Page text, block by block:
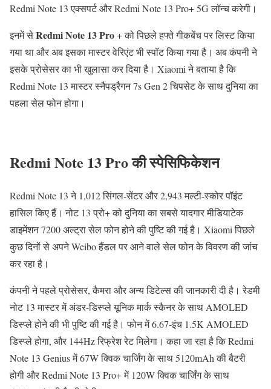
Redmi Note 13 एक्सपर्ट और Redmi Note 13 Pro+ 5G लॉन्च करेगी।
इनमें सेRedmi Note 13 Pro+ को पिछले हफ्ते गीकबेंच पर लिस्ट किया
गया था और अब इसका मास्टर वेरिएंट भी स्पॉट किया गया है। अब कंपनी ने
इसके प्रोसेसर का भी खुलासा कर दिया है। Xiaomi ने बताया है कि
Redmi Note 13 मास्टर स्नैपड्रैगन 7s Gen 2 चिपसेट के साथ दुनिया का
पहला सेल फोन होगा।
Redmi Note 13 Pro की स्पेसिफिकेशन
Redmi Note 13 ने 1,012 सिंगल-सेंटर और 2,943 मल्टी-स्कोर पॉइंट
हासिल किए हैं। नोट 13 प्रो+ को दुनिया का सबसे यादगार मीडियाटेक
डाइमेंशन 7200 अल्ट्रा सेल फोन होने की पुष्टि की गई है। Xiaomi पिछले
कुछ दिनों से अपने Weibo हैंडल पर आने वाले सेल फोन के विवरण की जांच
कर रहा है।
कंपनी ने पहले प्रोसेसर, कैमरा और अन्य डिटेल्स की जानकारी दी है। रेडमी
नोट 13 मास्टर में अंडर-डिस्प्ले यूनिक मार्क स्कैनर के साथ AMOLED
डिस्प्ले होने की भी पुष्टि की गई है। फोन में 6.67-इंच 1.5K AMOLED
डिस्प्ले होगा, और 144Hz रिफ्रेश रेट मिलेगा। कहा जा रहा है कि Redmi
Note 13 Genius में 67W क्विक चार्जिंग के साथ 5120mAh की बैटरी
होगी और Redmi Note 13 Pro+ में 120W क्विक चार्जिंग के साथ